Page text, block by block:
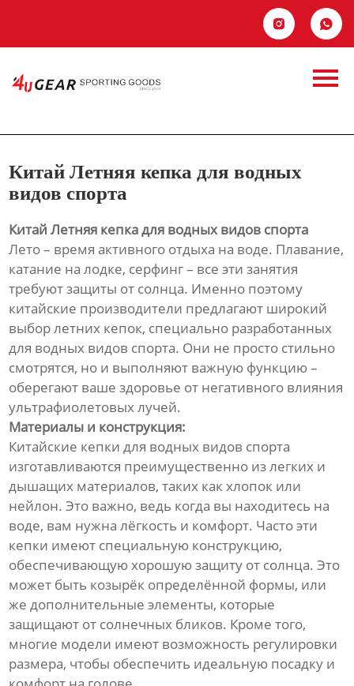
 
Контакты
Китай Летняя кепка
для водных видов
спорта
Китай Летняя кепка для водных
видов спорта
Китай Летняя кепка для водных видов спорта
Лето – время активного отдыха на воде. Плавание,
катание на лодке, серфинг – все эти занятия
требуют защиты от солнца. Именно поэтому
китайские производители предлагают широкий
выбор летних кепок, специально разработанных
для водных видов спорта. Они не просто стильно
смотрятся, но и выполняют важную функцию –
оберегают ваше здоровье от негативного влияния
ультрафиолетовых лучей.
Материалы и конструкция:
Китайские кепки для водных видов спорта
изготавливаются преимущественно из легких и
дышащих материалов, таких как хлопок или
нейлон. Это важно, ведь когда вы находитесь на
воде, вам нужна лёгкость и комфорт. Часто эти
кепки имеют специальную конструкцию,
обеспечивающую хорошую защиту от солнца. Это
может быть козырёк определённой формы, или
же дополнительные элементы, которые
защищают от солнечных бликов. Кроме того,
многие модели имеют возможность регулировки
размера, чтобы обеспечить идеальную посадку и